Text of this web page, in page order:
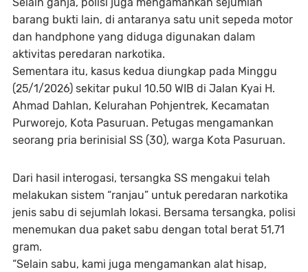
barang bukti lain, di antaranya satu unit sepeda motor
dan handphone yang diduga digunakan dalam
aktivitas peredaran narkotika.
Sementara itu, kasus kedua diungkap pada Minggu
(25/1/2026) sekitar pukul 10.50 WIB di Jalan Kyai H.
Ahmad Dahlan, Kelurahan Pohjentrek, Kecamatan
Purworejo, Kota Pasuruan. Petugas mengamankan
seorang pria berinisial SS (30), warga Kota Pasuruan.
Dari hasil interogasi, tersangka SS mengakui telah
melakukan sistem “ranjau” untuk peredaran narkotika
jenis sabu di sejumlah lokasi. Bersama tersangka, polisi
menemukan dua paket sabu dengan total berat 51,71
gram.
“Selain sabu, kami juga mengamankan alat hisap,